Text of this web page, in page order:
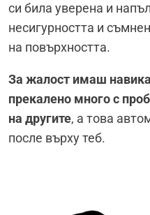
си била уверена и
несигурността и
на повърхността.
За жалост имаш
прекалено много с
на другите, а това
после върху теб.